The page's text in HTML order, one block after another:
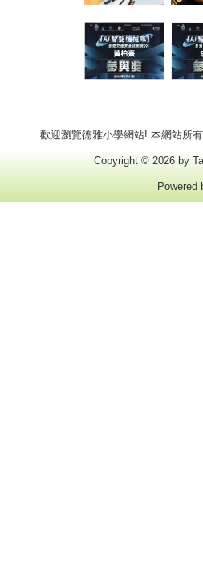
歡迎瀏覽德雅小學網站! 本網站所
Copyright © 2026 by
Powered